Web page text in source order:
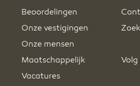
Beoordelingen
Onze vestigingen
Onze mensen
Maatschappelijk
Vacatures
Volg